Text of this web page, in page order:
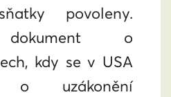
povoleny.
dokument o
kdy se v USA
o uzákonění